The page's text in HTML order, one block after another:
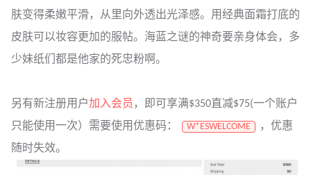
肤变得柔嫩平滑，从里向外透出光泽感。用经典面霜打底的
皮肤可以妆容更加的服帖。海蓝之谜的神奇要亲身体会，多
少妹纸们都是他家的死忠粉啊。
另有新注册用户加入会员 ，即可享满$350直减$75(一个账户
只能使用一次）需要使用优惠码：
W*ESWELCOME
，优惠
随时失效。